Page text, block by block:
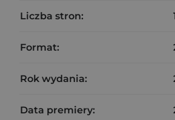
Liczba stron:
Format:
Rok wydania:
Data premiery: